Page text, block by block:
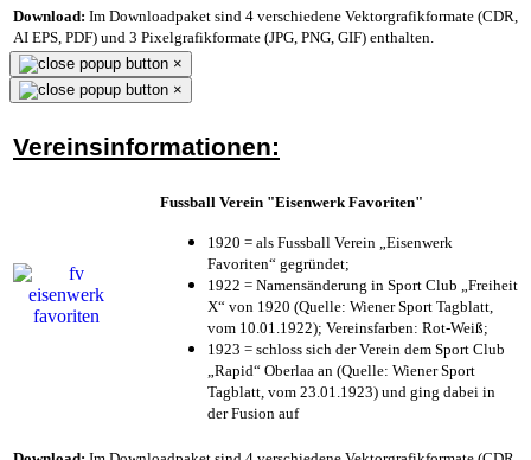
Download: Im Downloadpaket sind 4 verschiedene Vektorgrafikformate (CDR,
AI EPS, PDF) und 3 Pixelgrafikformate (JPG, PNG, GIF) enthalten.
×
×
Vereinsinformationen:
Fussball Verein "Eisenwerk Favoriten"
1920 = als Fussball Verein „Eisenwerk
Favoriten“ gegründet;
1922 = Namensänderung in Sport Club „Freiheit
X“ von 1920 (Quelle: Wiener Sport Tagblatt,
vom 10.01.1922); Vereinsfarben: Rot-Weiß;
1923 = schloss sich der Verein dem Sport Club
„Rapid“ Oberlaa an (Quelle: Wiener Sport
Tagblatt, vom 23.01.1923) und ging dabei in
der Fusion auf